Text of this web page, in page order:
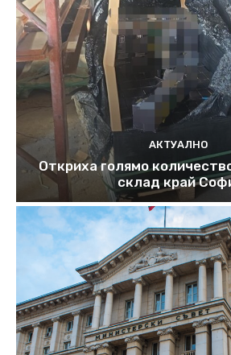
АКТУАЛНО
Откриха голямо
склад край